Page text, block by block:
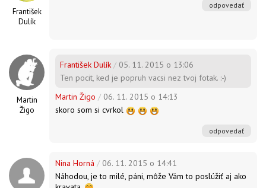
František
Dulík
odpovedať
Martin
Žigo
František Dulík / 05. 11. 2015 o 13:06
Ten pocit, ked je popruh vacsi nez tvoj fotak. :-)
Martin Žigo / 06. 11. 2015 o 14:13
skoro som si cvrkol
odpovedať
Nina Horná / 06. 11. 2015 o 14:41
Náhodou, je to milé, páni, môže Vám to poslúžiť aj ako